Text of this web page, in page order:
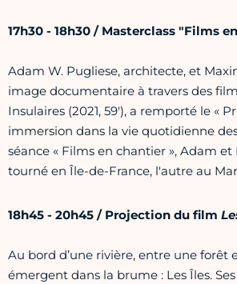
17h30 - 18h30 / Masterclass "Films
Adam W. Pugliese, architecte, et
image documentaire à travers des
Insulaires (2021, 59'), a remporté le «
immersion dans la vie quotidienne
séance « Films en chantier », Adam
tourné en Île-de-France, l'autre au
18h45 - 20h45 / Projection du film
Au bord d’une rivière, entre une
émergent dans la brume : Les Îles.